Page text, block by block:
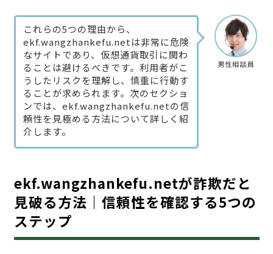
男性相談員
これらの5つの理由から、
ekf.wangzhankefu.netは非常に危険
なサイトであり、仮想通貨取引に関わ
ることは避けるべきです。利用者がこ
うしたリスクを理解し、慎重に行動す
ることが求められます。次のセクショ
ンでは、ekf.wangzhankefu.netの信
頼性を見極める方法について詳しく紹
介します。
ekf.wangzhankefu.netが詐欺だと
見破る方法｜信頼性を確認する5つの
ステップ